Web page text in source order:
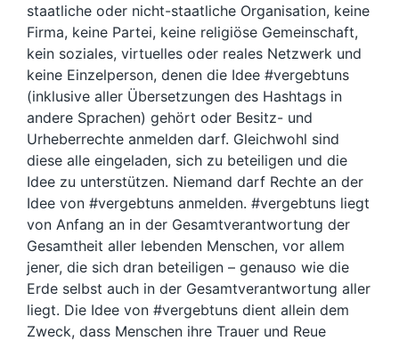
staatliche oder nicht-staatliche Organisation, keine
Firma, keine Partei, keine religiöse Gemeinschaft,
kein soziales, virtuelles oder reales Netzwerk und
keine Einzelperson, denen die Idee #vergebtuns
(inklusive aller Übersetzungen des Hashtags in
andere Sprachen) gehört oder Besitz- und
Urheberrechte anmelden darf. Gleichwohl sind
diese alle eingeladen, sich zu beteiligen und die
Idee zu unterstützen. Niemand darf Rechte an der
Idee von #vergebtuns anmelden. #vergebtuns liegt
von Anfang an in der Gesamtverantwortung der
Gesamtheit aller lebenden Menschen, vor allem
jener, die sich dran beteiligen – genauso wie die
Erde selbst auch in der Gesamtverantwortung aller
liegt. Die Idee von #vergebtuns dient allein dem
Zweck, dass Menschen ihre Trauer und Reue